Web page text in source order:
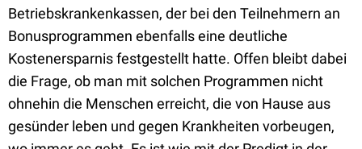
Betriebskrankenkassen, der bei den Teilnehmern an
Bonusprogrammen ebenfalls eine deutliche
Kostenersparnis festgestellt hatte. Offen bleibt dabei
die Frage, ob man mit solchen Programmen nicht
ohnehin die Menschen erreicht, die von Hause aus
gesünder leben und gegen Krankheiten vorbeugen,